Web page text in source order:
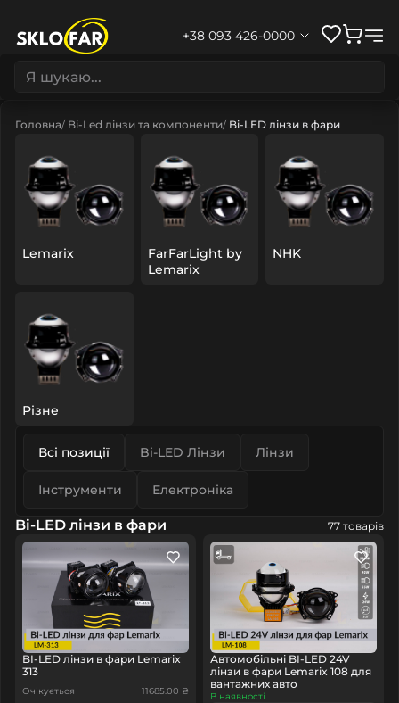
+38 093 426-0000
Головна Bi-Led лінзи та компоненти Bi-LED лінзи в фари
Lemarix
FarFarLight by
Lemarix
NHK
Різне
Всі позиції Bi-LED Лінзи Лінзи
Інструменти Електроніка
Bi-LED лінзи в фари 77 товарів
BI-LED лінзи в фари Lemarix
313
Очікується 11685.00 ₴
Автомобільні BI-LED 24V
лінзи в фари Lemarix 108 для
вантажних авто
В наявності